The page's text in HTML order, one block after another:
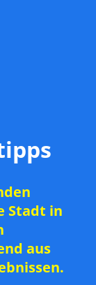
Stadt in
aus